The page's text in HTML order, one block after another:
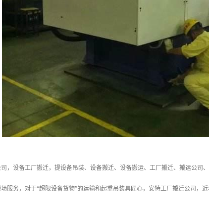
，设备工厂搬迁，提设备吊装、设备搬迁、设备搬运、工厂搬迁、搬运公司
服务，对于“超限设备货物”的运输和起重吊装具匠心，安特工厂搬迁公司，